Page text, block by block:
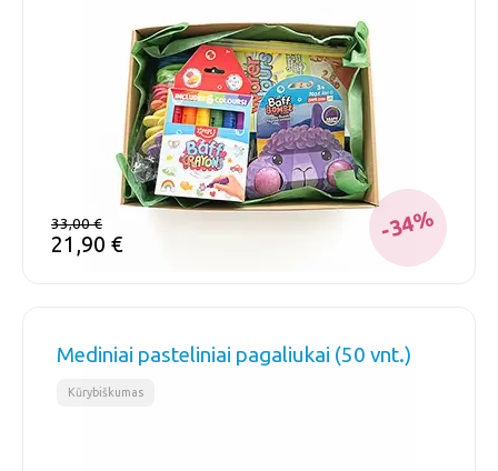
33,00€
21,90 €
-34%
Mediniai pasteliniai pagaliukai (50 vnt.)
Kūrybiškumas